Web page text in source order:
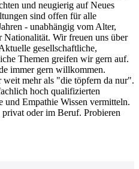
und neugierig auf Neues
sind offen für alle
- unabhängig vom Alter,
Wir freuen uns über
gesellschaftliche,
Themen greifen wir gern auf.
immer gern willkommen.
weit mehr als "die töpfern da nur".
hoch qualifizierten
und Empathie Wissen vermitteln.
oder im Beruf. Probieren